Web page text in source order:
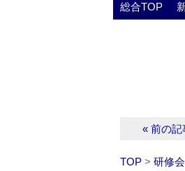
総合TOP
« 前の記
TOP > 研修